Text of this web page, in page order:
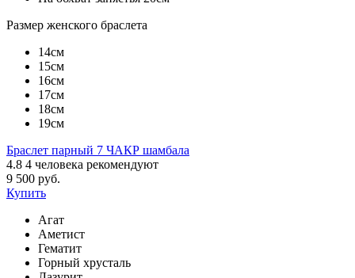
Размер женского браслета
14см
15см
16см
17см
18см
19см
Браслет парный 7 ЧАКР шамбала
4.8 4 человека рекомендуют
9 500 руб.
Купить
Агат
Аметист
Гематит
Горный хрусталь